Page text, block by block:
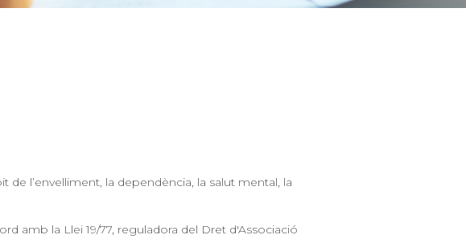
l’envelliment, la dependència, la salut mental, la
amb la Llei 19/77, reguladora del Dret d'Associació